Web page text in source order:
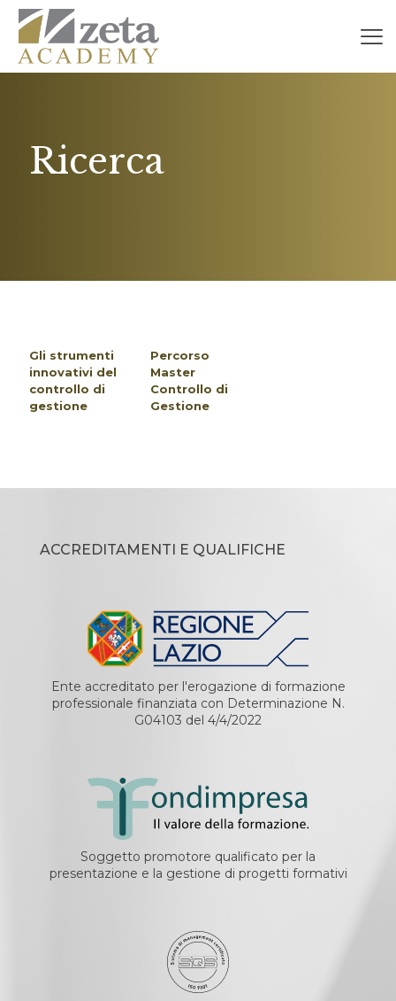
Ricerca
Gli strumenti
innovativi del
controllo di
gestione
Percorso
Master
Controllo di
Gestione
ACCREDITAMENTI E QUALIFICHE
Ente accreditato per l'erogazione di formazione
professionale finanziata con Determinazione N.
G04103 del 4/4/2022
Soggetto promotore qualificato per la
presentazione e la gestione di progetti formativi